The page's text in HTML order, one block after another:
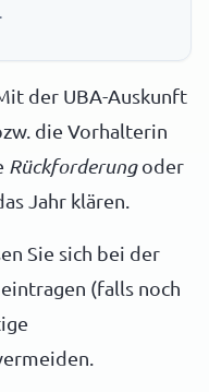
der UBA-Auskunft
die Vorhalterin
Rückforderungoder
Jahr klären.
Sie sich bei der
(falls noch